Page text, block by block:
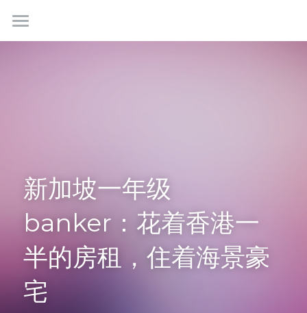
首页
学生社群
新加坡一年级
banker：花着香港一
半的房租，住着海景豪
宅